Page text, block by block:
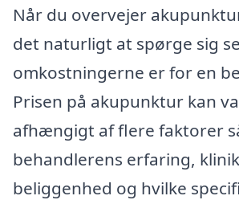
Når du overvejer
det naturligt at spørge sig
omkostningerne er for en
Prisen på akupunktur kan
afhængigt af flere faktorer
behandlerens erfaring,
beliggenhed og hvilke